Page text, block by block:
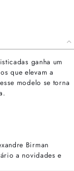
ganha um
que elevam a
modelo se torna
Birman
a novidades e